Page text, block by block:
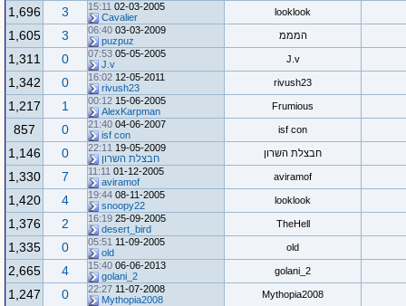
looklook
02-03-2005
15:11
Cavalier
3
1,696
המממ 03-03-2009
06:40
puzpuz
3
1,605
J.v
05-05-2005
07:53
J.v
0
1,311
rivush23
12-05-2011
16:02
rivush23
0
1,342
Frumious
15-06-2005
00:12
AlexKarpman
1
1,217
isf con
04-06-2007
21:40
isf con
0
857
חבצלת השרון 19-05-2009
22:11
חבצלת השרון
0
1,146
aviramof
01-12-2005
11:11
aviramof
7
1,330
looklook
08-11-2005
19:44
snoopy22
4
1,420
TheHell
25-09-2005
16:19
desert_bird
2
1,376
old
11-09-2005
05:51
old
0
1,335
golani_2
06-06-2013
15:40
golani_2
4
2,665
Mythopia2008
11-07-2008
22:27
Mythopia2008
0
1,247